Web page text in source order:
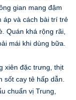
gian mang đậm
áp và cách bài trí trẻ
Quán khá rộng rãi,
mái khi dùng bữa.
xiên đặc trưng, thịt
cay tê hấp dẫn.
chuẩn vị Trung,